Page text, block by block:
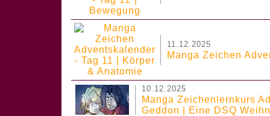
11.12.2025
Manga Zeichen
10.12.2025
Manga Zeichenlernkurs
Geddon | Eine DSQ